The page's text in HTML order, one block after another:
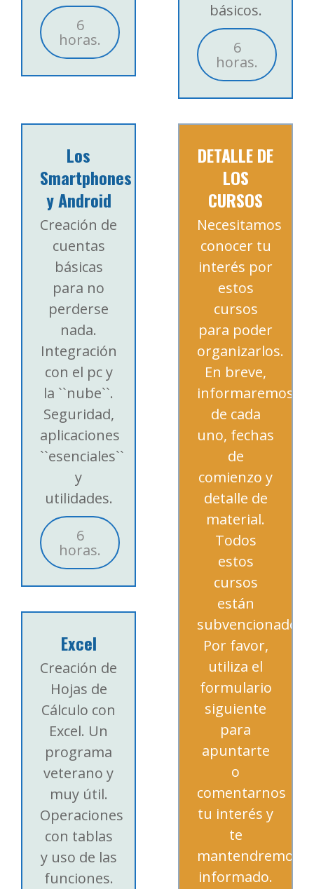
6
horas.
básicos.
6
horas.
Los
Smartphones
y Android
Creación de
cuentas
básicas
para no
perderse
nada.
Integración
con el pc y
la ``nube``.
Seguridad,
aplicaciones
``esenciales``
y
utilidades.
6
horas.
Excel
Creación de
Hojas de
Cálculo con
Excel. Un
programa
veterano y
muy útil.
Operaciones
con tablas
y uso de las
funciones.
DETALLE DE
LOS
CURSOS
Necesitamos
conocer tu
interés por
estos
cursos
para poder
organizarlos.
En breve,
informaremos
de cada
uno, fechas
de
comienzo y
detalle de
material.
Todos
estos
cursos
están
subvencionados.
Por favor,
utiliza el
formulario
siguiente
para
apuntarte
o
comentarnos
tu interés y
te
mantendremos
informado.